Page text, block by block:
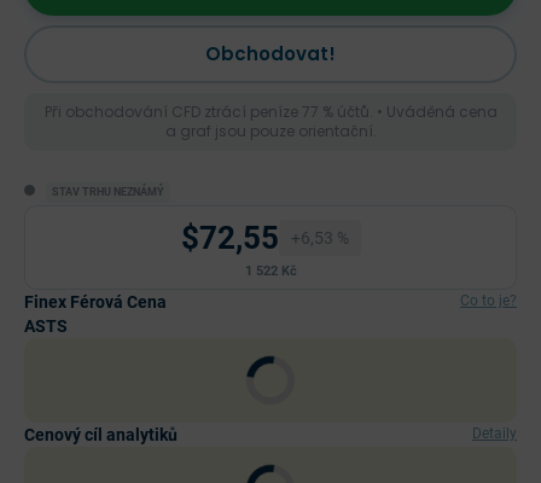
Obchodovat!
Při obchodování CFD ztrácí peníze 77 % účtů. • Uváděná cena
a graf jsou pouze orientační.
STAV TRHU NEZNÁMÝ
$72,55 +6,53 %
1 522 Kč
Finex Férová Cena
ASTS
Co to je?
Cenový cíl analytiků Detaily